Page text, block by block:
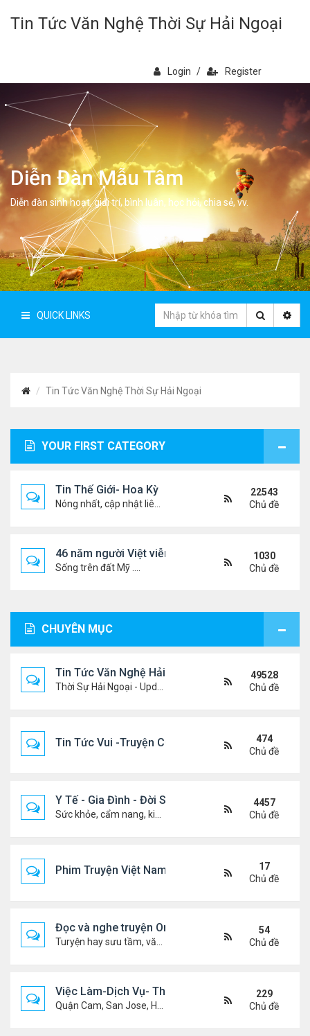
Tin Tức Văn Nghệ Thời Sự Hải Ngoại
Login / Register
Diễn Đàn Mẫu Tâm
Diễn đàn sinh hoạt, giải trí, bình luân, học hỏi, chia sẻ, vv.
QUICK LINKS
Tin Tức Văn Nghệ Thời Sự Hải Ngoại
YOUR FIRST CATEGORY
Tin Thế Giới- Hoa Kỳ
22543
Chủ đề
46 năm người Việt viễn xứ
Sống trên đất Mỹ ....
1030
Chủ đề
CHUYÊN MỤC
Tin Tức Văn Nghệ Hải Ngoại
49528
Chủ đề
Tin Tức Vui -Truyện Cười- Video Hài
474
Chủ đề
Y Tế - Gia Đình - Đời Sống
4457
Chủ đề
Phim Truyện Việt Nam Online
17
Chủ đề
Đọc và nghe truyện Online
54
Chủ đề
Việc Làm-Dịch Vụ- Thuê Nhà
229
Chủ đề